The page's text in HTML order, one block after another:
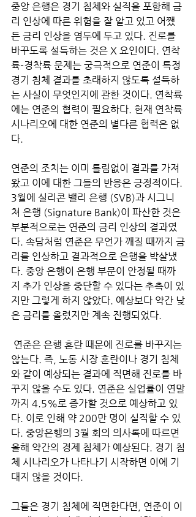
중앙 은행은 경기 침체와 실직을 포함해 금
리 인상에 따른 위험을 잘 알고 있고 어쨌
든 금리 인상을 염두에 두고 있다. 진로를
바꾸도록 설득하는 것은 X 요인이다. 연착
륙-경착륙 문제는 궁극적으로 연준이 특정
경기 침체 결과를 초래하지 않도록 설득하
는 사실이 무엇인지에 관한 것이다. 연착륙
에는 연준의 협력이 필요하다. 현재 연착륙
시나리오에 대한 연준의 별다른 협력은 없
다.
연준의 조치는 이미 틀림없이 결과를 가져
왔고 이에 대한 그들의 반응은 긍정적이다.
3월에 실리콘 밸리 은행 (SVB)과 시그니
쳐 은행 (Signature Bank)이 파산한 것은
부분적으로는 연준의 금리 인상의 결과였
다. 속담처럼 연준은 무언가 깨질 때까지 금
리를 인상하고 결과적으로 은행을 박살냈
다. 중앙 은행이 은행 부문이 안정될 때까
지 추가 인상을 중단할 수 있다는 추측이 있
지만 그렇게 하지 않았다. 예상보다 약간 낮
은 금리를 올렸지만 계속 진행되었다.
않는다. 즉, 노동 시장 혼란이나 경기 침체
와 같이 예상되는 결과에 직면해 진로를 바
꾸지 않을 수도 있다. 연준은 실업률이 연말
까지 4.5%로 증가할 것으로 예상하고 있
다. 이로 인해 약 200만 명이 실직할 수 있
다. 중앙은행의 3월 회의 의사록에 따르면
올해 약간의 경제 침체가 예상된다. 경기 침
체 시나리오가 나타나기 시작하면 이에 기
대지 않을 것이다.
그들은 경기 침체에 직면한다면, 연준이 이